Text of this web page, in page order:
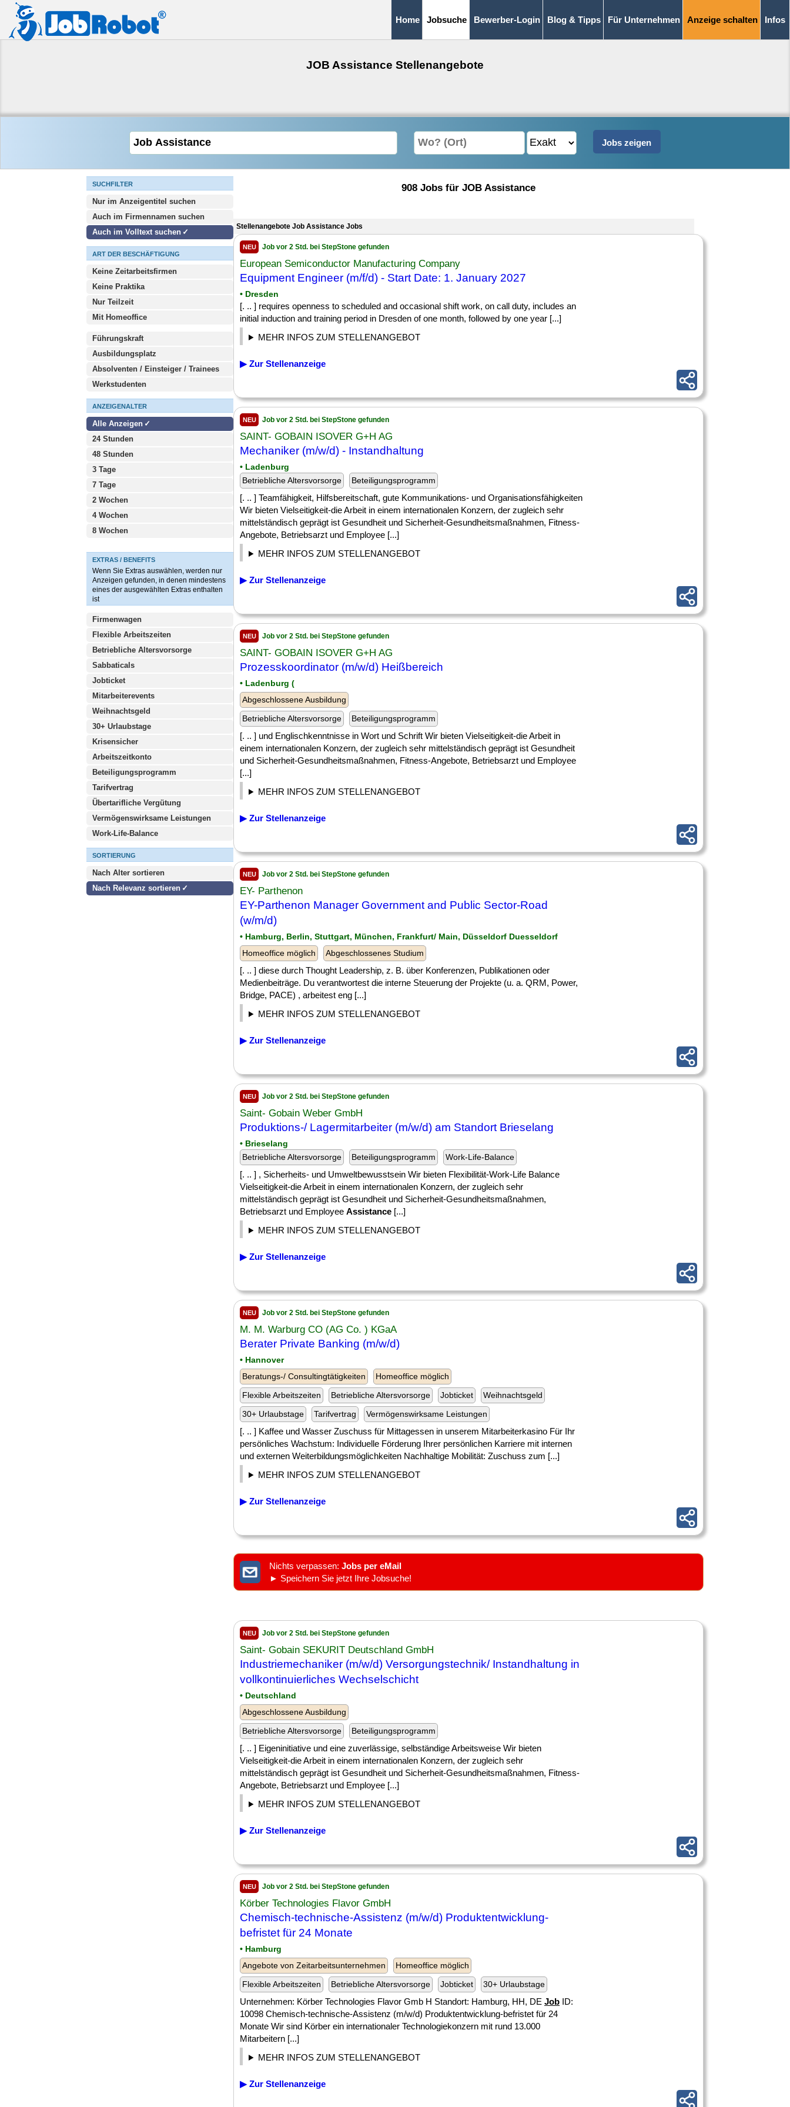
Home Jobsuche Bewerber-Login Blog & Tipps Für Unternehmen Anzeige schalten Infos
JOB Assistance Stellenangebote
SUCHFILTER
Nur im Anzeigentitel suchen
Auch im Firmennamen suchen
Auch im Volltext suchen
ART DER BESCHÄFTIGUNG
Keine Zeitarbeitsfirmen
Keine Praktika
Nur Teilzeit
Mit Homeoffice
Führungskraft
Ausbildungsplatz
Absolventen / Einsteiger / Trainees
Werkstudenten
ANZEIGENALTER
Alle Anzeigen
24 Stunden
48 Stunden
3 Tage
7 Tage
2 Wochen
4 Wochen
8 Wochen
EXTRAS / BENEFITS
Wenn Sie Extras auswählen, werden nur
Anzeigen gefunden, in denen mindestens
eines der ausgewählten Extras enthalten
ist
Firmenwagen
Flexible Arbeitszeiten
Betriebliche Altersvorsorge
Sabbaticals
Jobticket
Mitarbeiterevents
Weihnachtsgeld
30+ Urlaubstage
Krisensicher
Arbeitszeitkonto
Beteiligungsprogramm
Tarifvertrag
Übertarifliche Vergütung
Vermögenswirksame Leistungen
Work-Life-Balance
SORTIERUNG
Nach Alter sortieren
Nach Relevanz sortieren
908 Jobs für JOB Assistance
Stellenangebote Job Assistance Jobs
NEU Job vor 2 Std. bei StepStone gefunden
European Semiconductor Manufacturing Company
Equipment Engineer (m/f/d) - Start Date: 1. January 2027
• Dresden
[. .. ] requires openness to scheduled and occasional shift work, on call duty, includes an
initial induction and training period in Dresden of one month, followed by one year [...]
MEHR INFOS ZUM STELLENANGEBOT
▶ Zur Stellenanzeige
NEU Job vor 2 Std. bei StepStone gefunden
SAINT- GOBAIN ISOVER G+H AG
Mechaniker (m/w/d) - Instandhaltung
• Ladenburg
Betriebliche Altersvorsorge
Beteiligungsprogramm
[. .. ] Teamfähigkeit, Hilfsbereitschaft, gute Kommunikations- und Organisationsfähigkeiten
Wir bieten Vielseitigkeit-die Arbeit in einem internationalen Konzern, der zugleich sehr
mittelständisch geprägt ist Gesundheit und Sicherheit-Gesundheitsmaßnahmen, Fitness-
Angebote, Betriebsarzt und Employee [...]
MEHR INFOS ZUM STELLENANGEBOT
▶ Zur Stellenanzeige
NEU Job vor 2 Std. bei StepStone gefunden
SAINT- GOBAIN ISOVER G+H AG
Prozesskoordinator (m/w/d) Heißbereich
• Ladenburg (
Abgeschlossene Ausbildung
Betriebliche Altersvorsorge
Beteiligungsprogramm
[. .. ] und Englischkenntnisse in Wort und Schrift Wir bieten Vielseitigkeit-die Arbeit in
einem internationalen Konzern, der zugleich sehr mittelständisch geprägt ist Gesundheit
und Sicherheit-Gesundheitsmaßnahmen, Fitness-Angebote, Betriebsarzt und Employee
[...]
MEHR INFOS ZUM STELLENANGEBOT
▶ Zur Stellenanzeige
NEU Job vor 2 Std. bei StepStone gefunden
EY- Parthenon
EY-Parthenon Manager Government and Public Sector-Road
(w/m/d)
• Hamburg, Berlin, Stuttgart, München, Frankfurt/ Main, Düsseldorf Duesseldorf
Homeoffice möglich
Abgeschlossenes Studium
[. .. ] diese durch Thought Leadership, z. B. über Konferenzen, Publikationen oder
Medienbeiträge. Du verantwortest die interne Steuerung der Projekte (u. a. QRM, Power,
Bridge, PACE) , arbeitest eng [...]
MEHR INFOS ZUM STELLENANGEBOT
▶ Zur Stellenanzeige
NEU Job vor 2 Std. bei StepStone gefunden
Saint- Gobain Weber GmbH
Produktions-/ Lagermitarbeiter (m/w/d) am Standort Brieselang
• Brieselang
Betriebliche Altersvorsorge
Beteiligungsprogramm Work-Life-Balance
[. .. ] , Sicherheits- und Umweltbewusstsein Wir bieten Flexibilität-Work-Life Balance
Vielseitigkeit-die Arbeit in einem internationalen Konzern, der zugleich sehr
mittelständisch geprägt ist Gesundheit und Sicherheit-Gesundheitsmaßnahmen,
Betriebsarzt und Employee Assistance [...]
MEHR INFOS ZUM STELLENANGEBOT
▶ Zur Stellenanzeige
NEU Job vor 2 Std. bei StepStone gefunden
M. M. Warburg CO (AG Co. ) KGaA
Berater Private Banking (m/w/d)
• Hannover
Beratungs-/ Consultingtätigkeiten
Homeoffice möglich
Flexible Arbeitszeiten
Betriebliche Altersvorsorge Jobticket
Weihnachtsgeld
30+ Urlaubstage
Tarifvertrag Vermögenswirksame Leistungen
[. .. ] Kaffee und Wasser Zuschuss für Mittagessen in unserem Mitarbeiterkasino Für Ihr
persönliches Wachstum: Individuelle Förderung Ihrer persönlichen Karriere mit internen
und externen Weiterbildungsmöglichkeiten Nachhaltige Mobilität: Zuschuss zum [...]
MEHR INFOS ZUM STELLENANGEBOT
▶ Zur Stellenanzeige
Nichts verpassen: Jobs per eMail
► Speichern Sie jetzt Ihre Jobsuche!
NEU Job vor 2 Std. bei StepStone gefunden
Saint- Gobain SEKURIT Deutschland GmbH
Industriemechaniker (m/w/d) Versorgungstechnik/ Instandhaltung in
vollkontinuierliches Wechselschicht
• Deutschland
Abgeschlossene Ausbildung
Betriebliche Altersvorsorge
Beteiligungsprogramm
[. .. ] Eigeninitiative und eine zuverlässige, selbständige Arbeitsweise Wir bieten
Vielseitigkeit-die Arbeit in einem internationalen Konzern, der zugleich sehr
mittelständisch geprägt ist Gesundheit und Sicherheit-Gesundheitsmaßnahmen, Fitness-
Angebote, Betriebsarzt und Employee [...]
MEHR INFOS ZUM STELLENANGEBOT
▶ Zur Stellenanzeige
NEU Job vor 2 Std. bei StepStone gefunden
Körber Technologies Flavor GmbH
Chemisch-technische-Assistenz (m/w/d) Produktentwicklung-
befristet für 24 Monate
• Hamburg
Angebote von Zeitarbeitsunternehmen
Homeoffice möglich
Flexible Arbeitszeiten
Betriebliche Altersvorsorge Jobticket 30+ Urlaubstage
Unternehmen: Körber Technologies Flavor Gmb H Standort: Hamburg, HH, DE Job ID:
10098 Chemisch-technische-Assistenz (m/w/d) Produktentwicklung-befristet für 24
Monate Wir sind Körber ein internationaler Technologiekonzern mit rund 13.000
Mitarbeitern [...]
MEHR INFOS ZUM STELLENANGEBOT
▶ Zur Stellenanzeige